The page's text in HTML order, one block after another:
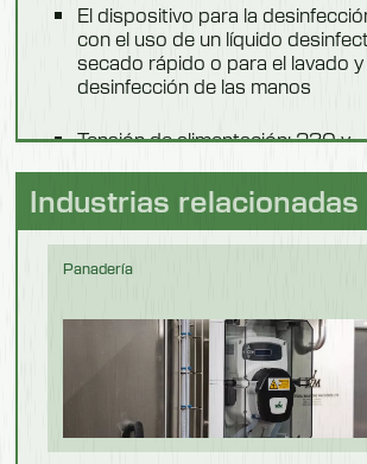
Descripción
Desinfección de niebla
Anchura
200 mm
Altura
725 mm
El dispositivo para la
con el uso de un líquido
secado rápido o para el lavado y
desinfección de las manos
Tensión de alimentación: 230 v
Tensión de control: 12 V
Control luminoso de las
adecuadas de desinfección o
El dispositivo coopera con
y abre-puertas
Cesta o armario cerrado con
para contenedor 5 I
Industrias relacionadas
Panadería